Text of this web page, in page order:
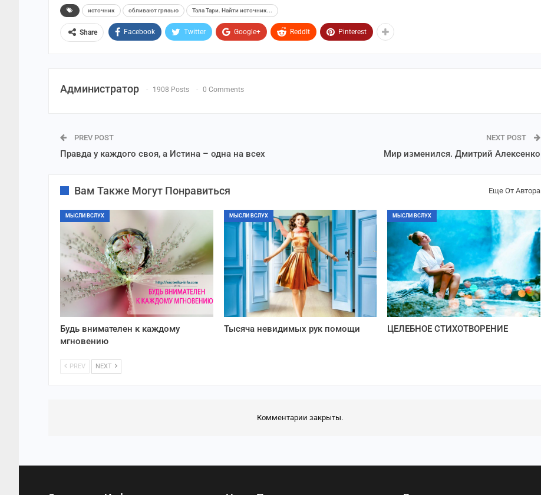
источник обливают грязью Тала Тари. Найти источник...
Share Facebook Twitter Google+ ReddIt Pinterest
Администратор 1908 Posts 0 Comments
PREV POST
Правда у каждого своя, а Истина – одна на всех
NEXT POST
Мир изменился. Дмитрий Алексенко
Вам Также Могут Понравиться Еще От Автора
МЫСЛИ ВСЛУХ
Будь внимателен к каждому
мгновению
МЫСЛИ ВСЛУХ
Тысяча невидимых рук помощи
МЫСЛИ ВСЛУХ
ЦЕЛЕБНОЕ СТИХОТВОРЕНИЕ
PREV NEXT
Комментарии закрыты.